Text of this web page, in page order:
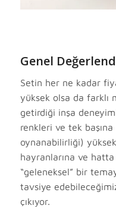
Genel
Setin her ne kadar
yüksek olsa da farklı
getirdiği inşa
renkleri ve tek
oynanabilirliği)
hayranlarına ve hatta
“geleneksel” bir
tavsiye
çıkıyor.